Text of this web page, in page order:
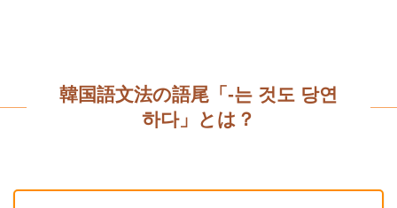
韓国語文法の語尾「-는 것도 당연
하다」とは？